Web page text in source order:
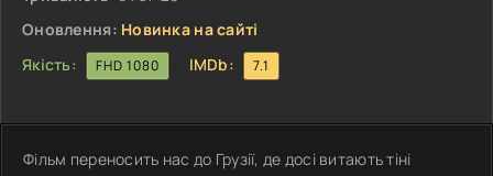
Оновлення: Новинка на сайті
Якість:
FHD 1080 IMDb: 7.1
Фільм переносить нас до Грузії, де досі витають тіні